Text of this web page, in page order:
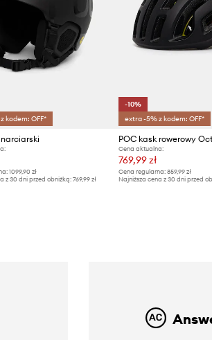
kodem: OFF*
1099,90 zł
z 30 dni przed obniżką: 769,99 zł
-10%
extra -5% z kodem: OFF*
POC kask rowerowy
Cena aktualna:
769,99 zł
Cena regularna: 859,99 zł
Najniższa cena z 30 dni przed